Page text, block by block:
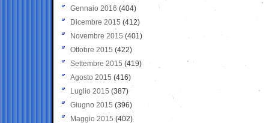
Gennaio 2016 (404)
Dicembre 2015 (412)
Novembre 2015 (401)
Ottobre 2015 (422)
Settembre 2015 (419)
Agosto 2015 (416)
Luglio 2015 (387)
Giugno 2015 (396)
Maggio 2015 (402)